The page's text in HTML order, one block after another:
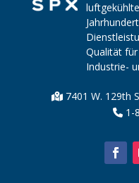
Qualität
Industrie-
7401 W. 129th
1-